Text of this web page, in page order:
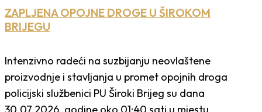
ZAPLJENA OPOJNE DROGE U ŠIROKOM
BRIJEGU
Intenzivno radeći na suzbijanju neovlaštene
proizvodnje i stavljanja u promet opojnih droga
policijski službenici PU Široki Brijeg su dana